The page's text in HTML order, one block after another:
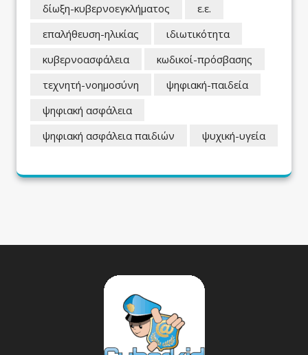
δίωξη-κυβερνοεγκλήματος
ε.ε.
επαλήθευση-ηλικίας
ιδιωτικότητα
κυβερνοασφάλεια
κωδικοί-πρόσβασης
τεχνητή-νοημοσύνη
ψηφιακή-παιδεία
ψηφιακή ασφάλεια
ψηφιακή ασφάλεια παιδιών
ψυχική-υγεία